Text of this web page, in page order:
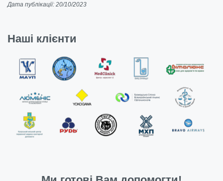
Дата публікації: 20/10/2023
Наші клієнти